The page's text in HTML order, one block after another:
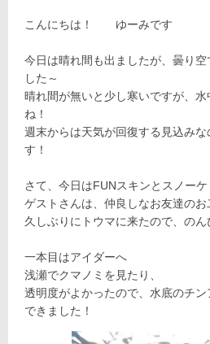
こんにちは！ ゆーみです
今日は晴れ間も出ましたが、曇り
した～
晴れ間が無いと少し寒いですが、
ね！
週末からは天気が回復する見込み
す！
さて、今日はFUNスキンとスノーケ
ゲストさんは、仲良しなお友達のお
久しぶりにトウマに来たので、の
一本目はアイダーへ
浅瀬でクマノミを見たり、
透明度がよかったので、水底のチ
できました！